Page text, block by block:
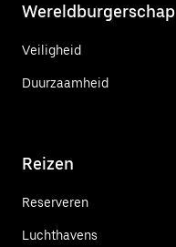
Wereldburgerschap
Veiligheid
Duurzaamheid
Reizen
Reserveren
Luchthavens